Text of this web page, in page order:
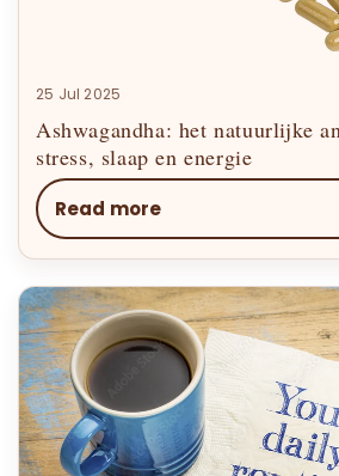
25 Jul 2025
Ashwagandha: het natuurlijke
stress, slaap en energie
Read more